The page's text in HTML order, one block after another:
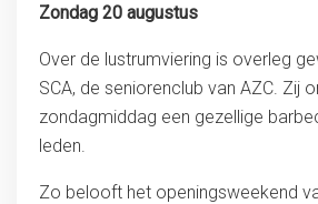
Zondag 20 augustus
Over de lustrumviering is overleg
SCA, de seniorenclub van AZC. Zij
zondagmiddag een gezellige
leden.
Zo belooft het openingsweekend